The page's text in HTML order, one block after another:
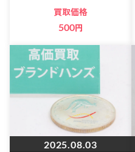
買取価格
500円
2025.08.03